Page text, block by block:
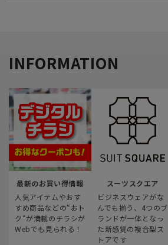
INFORMATION
最新のお買い得情報
人気アイテムやおす
すめ商品などの“おト
ク“が満載のチラシが
Webでも見られる！
スーツスクエア
ビジネスウェアがな
んでも揃う、4つのブ
ランドが一体となっ
た新感覚の複合型ス
トアです